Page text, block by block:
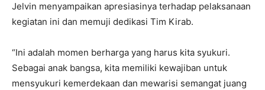
Jelvin menyampaikan apresiasinya terhadap pelaksanaan
kegiatan ini dan memuji dedikasi Tim Kirab.
“Ini adalah momen berharga yang harus kita syukuri.
Sebagai anak bangsa, kita memiliki kewajiban untuk
mensyukuri kemerdekaan dan mewarisi semangat juang